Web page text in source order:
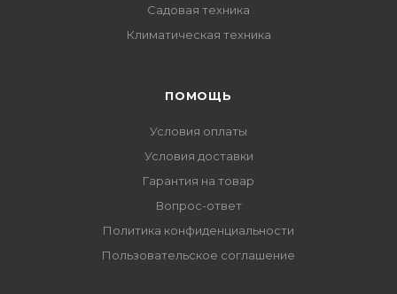
Садовая техника
Климатическая техника
ПОМОЩЬ
Условия оплаты
Условия доставки
Гарантия на товар
Вопрос-ответ
Политика конфиденциальности
Пользовательское соглашение